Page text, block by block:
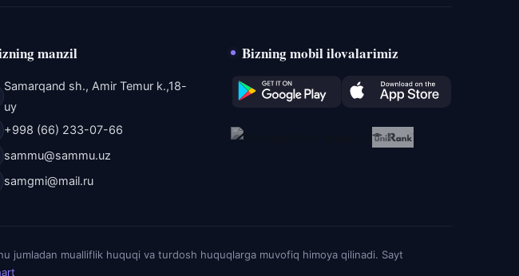
manzil
Samarqand sh., Amir Temur k.,18-
uy
+998 (66) 233-07-66
sammu@sammu.uz
samgmi@mail.ru
Bizning mobil ilovalarimiz
jumladan mualliflik huquqi va turdosh huquqlarga muvofiq himoya qilinadi. Sayt